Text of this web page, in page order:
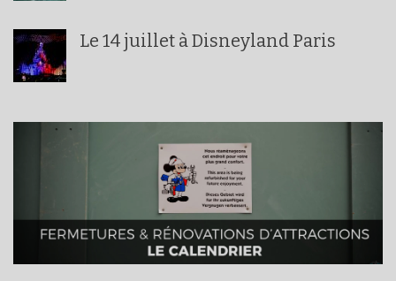
Le 14 juillet à Disneyland Paris